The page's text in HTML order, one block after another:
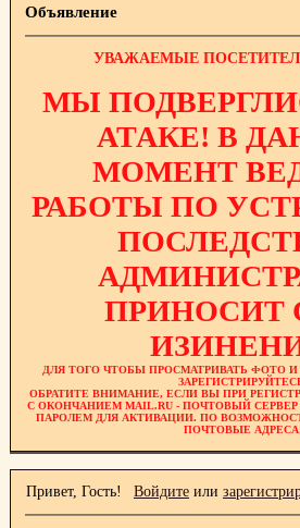
Объявление
УВАЖАЕМЫЕ
МЫ
АТАКЕ! В
МОМЕНТ
РАБОТЫ ПО
ПРИНОСИТ
ДЛЯ ТОГО ЧТОБЫ ПРОСМАТРИВАТЬ ФОТО
ОБРАТИТЕ ВНИМАНИЕ, ЕСЛИ ВЫ ПРИ
С ОКОНЧАНИЕМ MAIL.RU - ПОЧТОВЫЙ
ПАРОЛЕМ ДЛЯ АКТИВАЦИИ. ПО
ПОЧТОВЫЕ
Привет, Гость! Войдитеили